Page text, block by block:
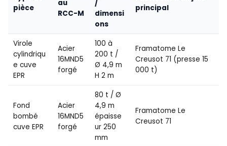
pièce
au
RCC-M
/
dimensi
ons
principal
Virole
cylindriqu
e cuve
EPR
Acier
16MND5
forgé
100 à
200 t /
Ø 4,9 m
H 2 m
Framatome Le
Creusot 71 (presse 15
000 t)
Fond
bombé
cuve EPR
Acier
16MND5
forgé
80 t / Ø
4,9 m
épaisse
ur 250
mm
Framatome Le
Creusot 71